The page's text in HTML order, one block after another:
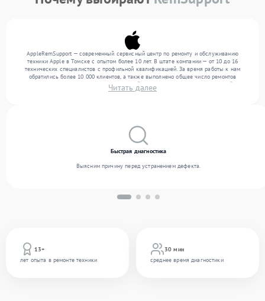
AppleRemSupport — современный сервисный центр по ремонту и обслуживанию
техники Apple в Томске с опытом более 10 лет. В штате компании — от 10 до 16
технических специалистов с профильной квалификацией. За время работы к нам
обратились более 10 000 клиентов, а также выполнено общее число ремонтов
превысило 12 000. Ежемесячно в сервисный центр поступает более 300 устройств,
включая , , . Мы устраняем поломки любой сложности и обеспечиваем надежный
Читать далее
13+
лет опыта в ремонте техники
30 мин
среднее время диагностики
Быстрая диагностика
Выясним причину перед устранением дефекта.